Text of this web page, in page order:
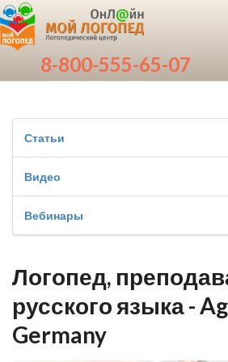
8-800-555-65-07
Статьи
Видео
Вебинары
Логопед,
русского языка -
Germany